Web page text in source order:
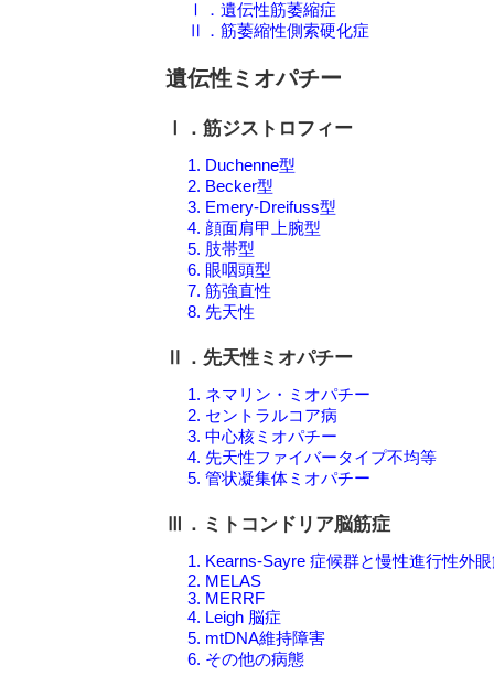
Ⅰ．遺伝性筋萎縮症
Ⅱ．筋萎縮性側索硬化症
遺伝性ミオパチー
Ⅰ．筋ジストロフィー
1. Duchenne型
2. Becker型
3. Emery-Dreifuss型
4. 顔面肩甲上腕型
5. 肢帯型
6. 眼咽頭型
7. 筋強直性
8. 先天性
Ⅱ．先天性ミオパチー
1. ネマリン・ミオパチー
2. セントラルコア病
3. 中心核ミオパチー
4. 先天性ファイバータイプ不均等
5. 管状凝集体ミオパチー
Ⅲ．ミトコンドリア脳筋症
1. Kearns-Sayre 症候群と慢性進行性外
2. MELAS
3. MERRF
4. Leigh 脳症
5. mtDNA維持障害
6. その他の病態